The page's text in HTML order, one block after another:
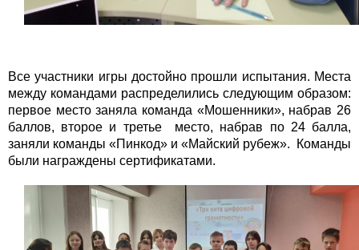
Все участники игры достойно прошли испытания. Места
между командами распределились следующим образом:
первое место заняла команда «Мошенники», набрав 26
баллов, второе и третье место, набрав по 24 балла,
заняли команды «Пинкод» и «Майский рубеж». Команды
были награждены сертификатами.